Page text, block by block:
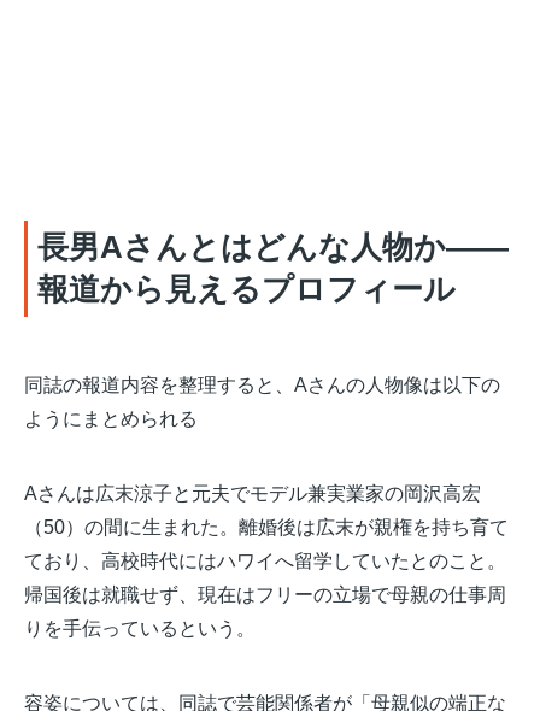
長男Aさんとはどんな人物か——
報道から見えるプロフィール
同誌の報道内容を整理すると、Aさんの人物像は以下の
ようにまとめられる
Aさんは広末涼子と元夫でモデル兼実業家の岡沢高宏
（50）の間に生まれた。離婚後は広末が親権を持ち育て
ており、高校時代にはハワイへ留学していたとのこと。
帰国後は就職せず、現在はフリーの立場で母親の仕事周
りを手伝っているという。
容姿については、同誌で芸能関係者が「母親似の端正な